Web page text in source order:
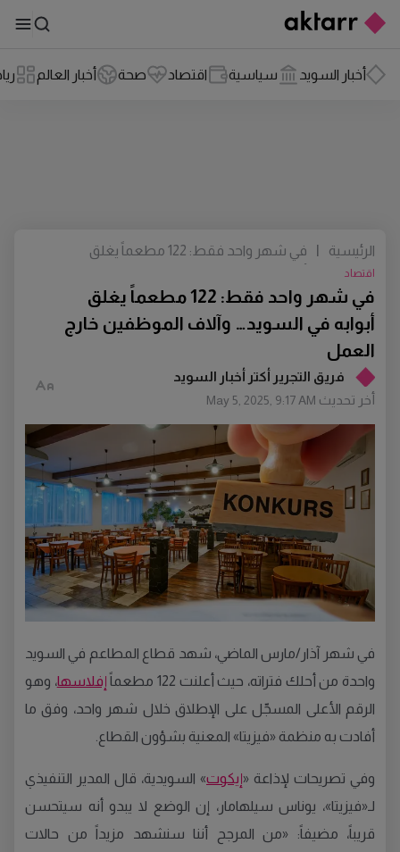
أخبار السويد سياسية اقتصاد صحة أخبار العالم
فريق التجرير أكتر أخبار السويد
أخر تحديث May 5, 2025, 9:17 AM
في شهر واحد فقط: 122 مطعماً يغلق
أبوابه في السويد… وآلاف الموظفين خارج
العمل
اقتصاد
الرئيسية |
في شهر واحد فقط: 122 مطعماً يغلق
العمل
في شهر آذار/مارس الماضي، شهد قطاع المطاعم في السويد
واحدة من أحلك فتراته، حيث أعلنت 122 مطعماً
إفلاسها، وهو
الرقم الأعلى المسجّل على الإطلاق خلال شهر واحد، وفق ما
أفادت به منظمة «فيزيتا» المعنية بشؤون القطاع.
وفي تصريحات لإذاعة «إيكوت» السويدية، قال المدير التنفيذي
لـ«فيزيتا»، يوناس سيلهامار، إن الوضع لا يبدو أنه سيتحسن
قريباً، مضيفاً: «من المرجح أننا سنشهد مزيداً من حالات